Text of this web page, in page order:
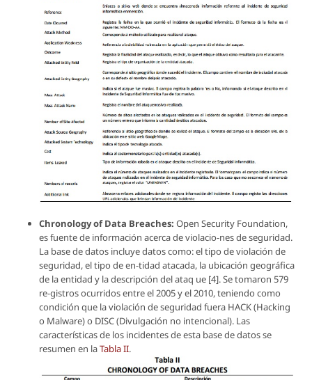
Chronology of Data Breaches: Open Security Foundation,
es fuente de información acerca de violacio-nes de seguridad.
La base de datos incluye datos como: el tipo de violación de
seguridad, el tipo de en-tidad atacada, la ubicación geográfica
de la entidad y la descripción del ataq ue [4]. Se tomaron 579
re-gistros ocurridos entre el 2005 y el 2010, teniendo como
condición que la violación de seguridad fuera HACK (Hacking
o Malware) o DISC (Divulgación no intencional). Las
características de los incidentes de esta base de datos se
resumen en laTabla II.